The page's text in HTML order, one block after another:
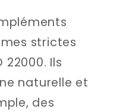
strictes
22000. Ils
naturelle et
des